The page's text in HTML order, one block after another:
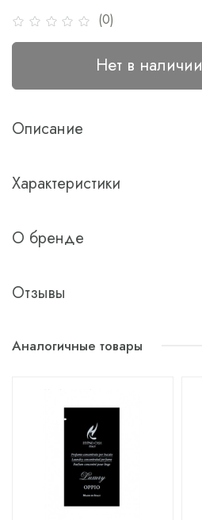
(0)
Нет в наличии
Описание
Характеристики
О бренде
Отзывы
Аналогичные товары